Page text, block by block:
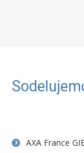
AXA France